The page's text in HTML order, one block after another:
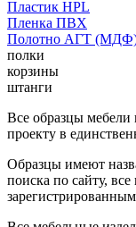
Пластик HPL
Пленка ПВХ
Полотно АГТ
полки
корзины
штанги
Все образцы
проекту в
Образцы имеют
поиска по сайту,